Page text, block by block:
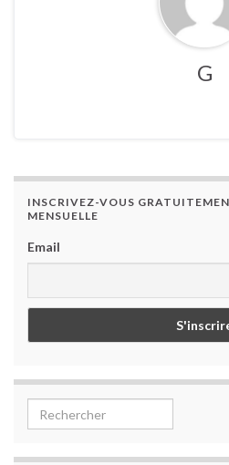
G
INSCRIVEZ-VOUS
MENSUELLE
Email
Search for: